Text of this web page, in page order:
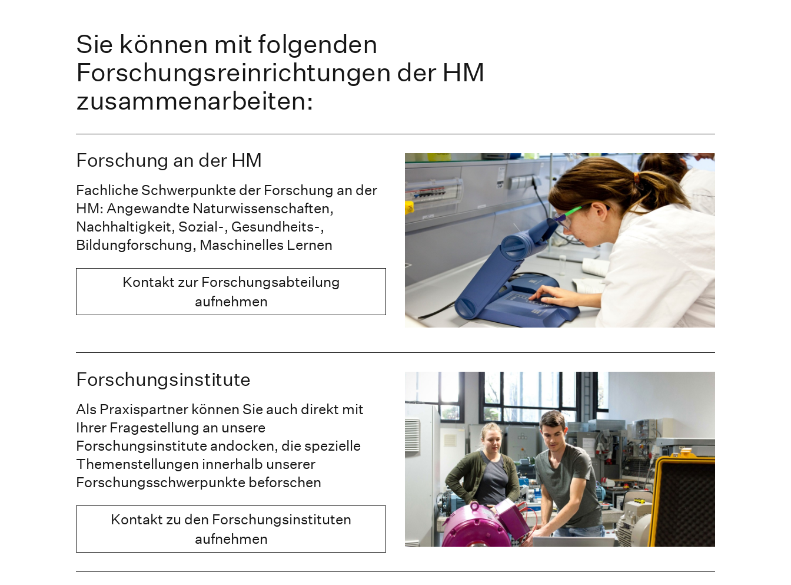
Sie können mit folgenden
Forschungsreinrichtungen der HM
zusammenarbeiten:
Forschung an der HM
Fachliche Schwerpunkte der Forschung an der
HM: Angewandte Naturwissenschaften,
Nachhaltigkeit, Sozial-, Gesundheits-,
Bildungforschung, Maschinelles Lernen
Kontakt zur Forschungsabteilung
aufnehmen
Forschungsinstitute
Als Praxispartner können Sie auch direkt mit
Ihrer Fragestellung an unsere
Forschungsinstitute andocken, die spezielle
Themenstellungen innerhalb unserer
Forschungsschwerpunkte beforschen
Kontakt zu den Forschungsinstituten
aufnehmen